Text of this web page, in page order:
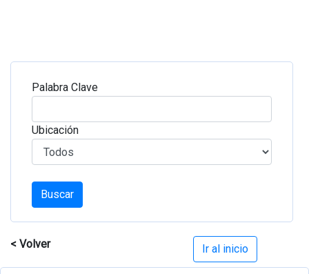
Palabra Clave
Ubicación
Buscar
< Volver Ir al inicio